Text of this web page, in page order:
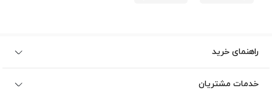
راهنمای خرید
خدمات مشتریان